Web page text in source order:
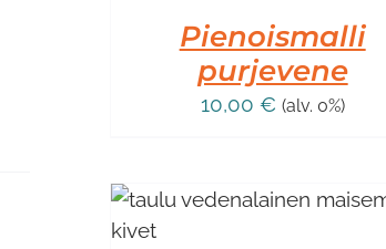
Pienoismalli
purjevene
10,00 € (alv. 0%)
LISÄÄ OSTOSKORIIN